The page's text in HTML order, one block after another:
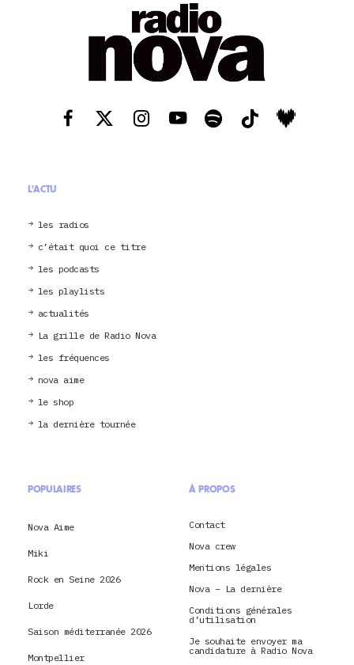
L'ACTU
les radios
c’était quoi ce titre
les podcasts
les playlists
actualités
La grille de Radio Nova
les fréquences
nova aime
le shop
la dernière tournée
POPULAIRES
Nova Aime
Miki
Rock en Seine 2026
Lorde
Saison méditerranée 2026
Montpellier
À PROPOS
Contact
Nova crew
Mentions légales
Nova – La dernière
Conditions générales
d’utilisation
Je souhaite envoyer ma
candidature à Radio Nova